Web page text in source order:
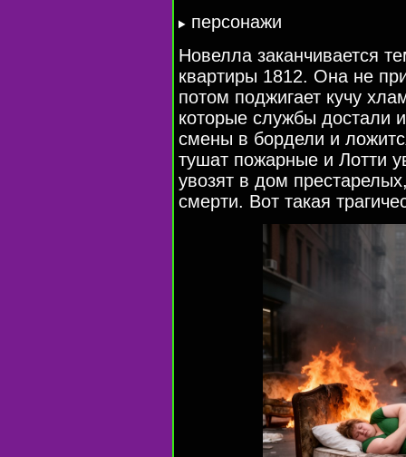
персонажи
Новелла заканчивается
квартиры 1812. Она не
потом поджигает кучу
которые службы достали
смены в бордели и
тушат пожарные и Лотти
увозят в дом
смерти. Вот такая